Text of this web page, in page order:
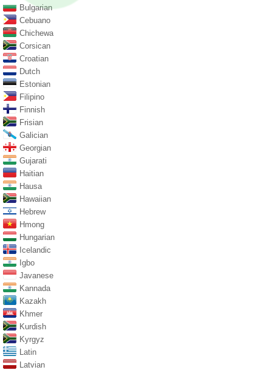
Bulgarian
Cebuano
Chichewa
Corsican
Croatian
Dutch
Estonian
Filipino
Finnish
Frisian
Galician
Georgian
Gujarati
Haitian
Hausa
Hawaiian
Hebrew
Hmong
Hungarian
Icelandic
Igbo
Javanese
Kannada
Kazakh
Khmer
Kurdish
Kyrgyz
Latin
Latvian